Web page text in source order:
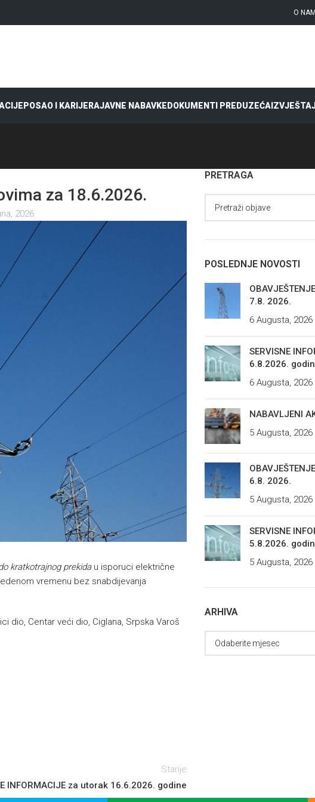
O
POSAO I KARIJERAJAVNE NABAVKEDOKUMENTI PREDUZEĆA
za 18.6.2026.
2026
kratkotrajnog prekidau isporuci električne
vremenu bez snabdijevanja
dio, Centar veći dio, Ciglana, Srpska Varoš
Starije
INFORMACIJE za utorak 16.6.2026. godine
PRETRAGA
POSLEDNJE NOVOSTI
7.8. 2026.
6 Augusta, 2026
SERVISNE
6.8.2026.
6 Augusta, 2026
NABAVLJENI
5 Augusta, 2026
6.8. 2026.
5 Augusta, 2026
SERVISNE
5.8.2026.
5 Augusta, 2026
ARHIVA